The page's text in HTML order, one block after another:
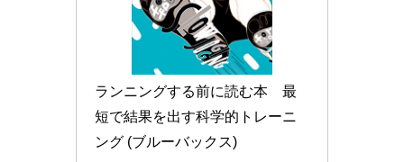
ランニングする前に読む本　最
短で結果を出す科学的トレーニ
ング (ブルーバックス)